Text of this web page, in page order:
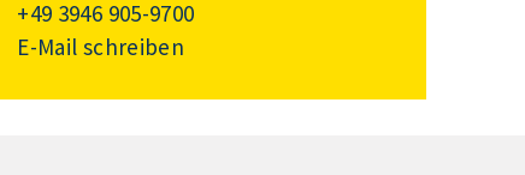
+49 3946 905-9700
E-Mail schreiben